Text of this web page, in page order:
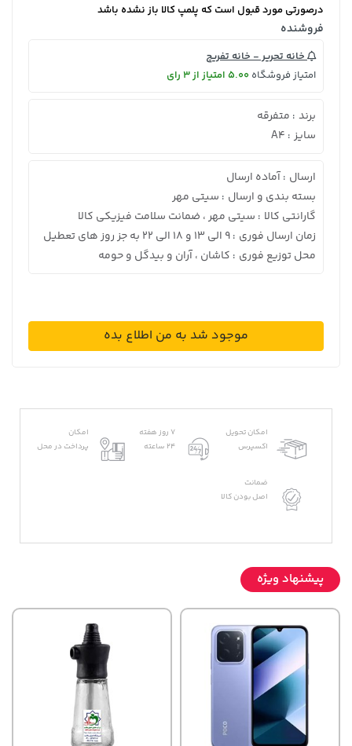
درصورتی مورد قبول است که پلمپ کالا باز نشده باشد
فروشنده
خانه تحریر - خانه تفریح
امتیاز فروشگاه 5.00 امتیاز از 3 رای
برند : متفرقه
سایز :
A4
ارسال : آماده ارسال
بسته بندی و ارسال : سیتی مهر
گارانتی کالا : سیتی مهر ، ضمانت سلامت فیزیکی کالا
زمان ارسال فوری : 9 الی 13 و 18 الی 22 به جز روز های تعطیل
محل توزیع فوری : کاشان ، آران و بیدگل و حومه
موجود شد به من اطلاع بده
امکان تحویل
اکسپرس
7 روز هفته
24 ساعته
امکان
پرداخت در محل
ضمانت
اصل بودن کالا
پیشنهاد ویژه